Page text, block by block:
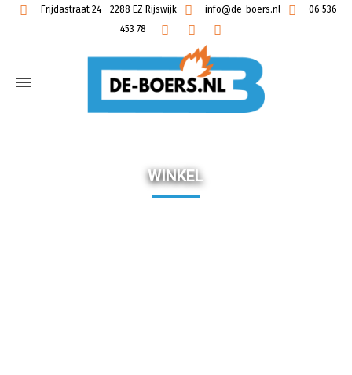
Frijdastraat 24 - 2288 EZ Rijswijk info@de-boers.nl
06 536
453 78
WINKEL